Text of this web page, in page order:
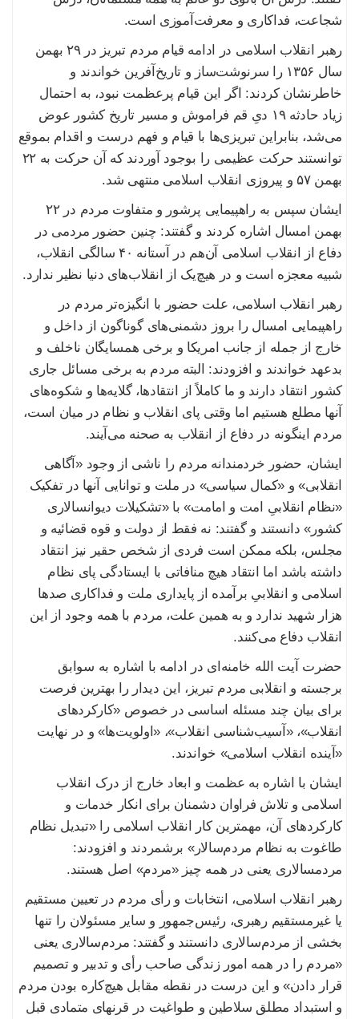
شجاعت، فداکاری و معرفت‌آموزی است.
رهبر انقلاب اسلامی در ادامه قیام مردم تبریز در ۲۹ بهمن
سال ۱۳۵۶ را سرنوشت‌ساز و تاریخ‌آفرین خواندند و
خاطرنشان کردند: اگر این قیام پرعظمت نبود، به احتمال
زیاد حادثه ۱۹ دیِ قم فراموش و مسیر تاریخ کشور عوض
می‌شد، بنابراین تبریزی‌ها با قیام و فهم درست و اقدام بموقع
توانستند حرکت عظیمی را بوجود آوردند که آن حرکت به ۲۲
بهمن ۵۷ و پیروزی انقلاب اسلامی منتهی شد.
ایشان سپس به راهپیمایی پرشور و متفاوت مردم در ۲۲
بهمن امسال اشاره کردند و گفتند: چنین حضور مردمی در
دفاع از انقلاب اسلامی آن‌هم در آستانه ۴۰ سالگی انقلاب،
شبیه معجزه است و در هیچ‌یک از انقلاب‌های دنیا نظیر ندارد.
رهبر انقلاب اسلامی، علت حضور با انگیزه‌تر مردم در
راهپیمایی امسال را بروز دشمنی‌های گوناگون از داخل و
خارج از جمله از جانب امریکا و برخی همسایگان ناخلف و
بدعهد خواندند و افزودند: البته مردم به برخی مسائل جاری
کشور انتقاد دارند و ما کاملاً از انتقادها، گلایه‌ها و شکوه‌های
آنها مطلع هستیم اما وقتی پای انقلاب و نظام در میان است،
مردم اینگونه در دفاع از انقلاب به صحنه می‌آیند.
ایشان، حضور خردمندانه مردم را ناشی از وجود «آگاهی
انقلابی» و «کمال سیاسی» در ملت و توانایی آنها در تفکیک
«نظام انقلابیِ امت و امامت» با «تشکیلات دیوانسالاری
کشور» دانستند و گفتند: نه فقط از دولت و قوه قضائیه و
مجلس، بلکه ممکن است فردی از شخص حقیر نیز انتقاد
داشته باشد اما انتقاد هیچ منافاتی با ایستادگی پای نظام
اسلامی و انقلابیِ برآمده از پایداری ملت و فداکاری صدها
هزار شهید ندارد و به همین علت، مردم با همه وجود از این
انقلاب دفاع می‌کنند.
حضرت آیت الله خامنه‌ای در ادامه با اشاره به سوابق
برجسته و انقلابی مردم تبریز، این دیدار را بهترین فرصت
برای بیان چند مسئله اساسی در خصوص «کارکردهای
انقلاب»، «آسیب‌شناسی انقلاب»، «اولویت‌ها» و در نهایت
«آینده انقلاب اسلامی» خواندند.
ایشان با اشاره به عظمت و ابعاد خارج از درک انقلاب
اسلامی و تلاش فراوان دشمنان برای انکار خدمات و
کارکردهای آن، مهمترین کار انقلاب اسلامی را «تبدیل نظام
طاغوت به نظام مردم‌سالار» برشمردند و افزودند:
مردمسالاری یعنی در همه چیز «مردم» اصل هستند.
رهبر انقلاب اسلامی، انتخابات و رأی مردم در تعیین مستقیم
یا غیرمستقیم رهبری، رئیس‌جمهور و سایر مسئولان را تنها
بخشی از مردم‌سالاری دانستند و گفتند: مردم‌سالاری یعنی
«مردم را در همه امور زندگی صاحب رأی و تدبیر و تصمیم
قرار دادن» و این درست در نقطه مقابل هیچ‌کاره بودن مردم
و استبداد مطلق سلاطین و طواغیت در قرنهای متمادی قبل